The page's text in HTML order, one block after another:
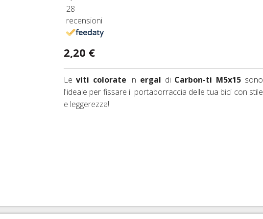
DERAGLIATORE E ACCESSORI
D'ARIA 26"
D'ARIA 27,5"
D'ARIA 29ER
TUBELESS, VALVOLE E ACCESSORI
PASSANTI
FRENI SRAM AVID
FRENI FORMULA
FRENI HAYES
FRENI MAGURA
FRENI HOPE
FRENI CORSA E MTB
IDRAULICI
28
recensioni
2,20 €
Leviti colorate in ergal di Carbon-ti M5x15 sono
l'ideale per fissare il portaborraccia delle tua bici con stile
e leggerezza!